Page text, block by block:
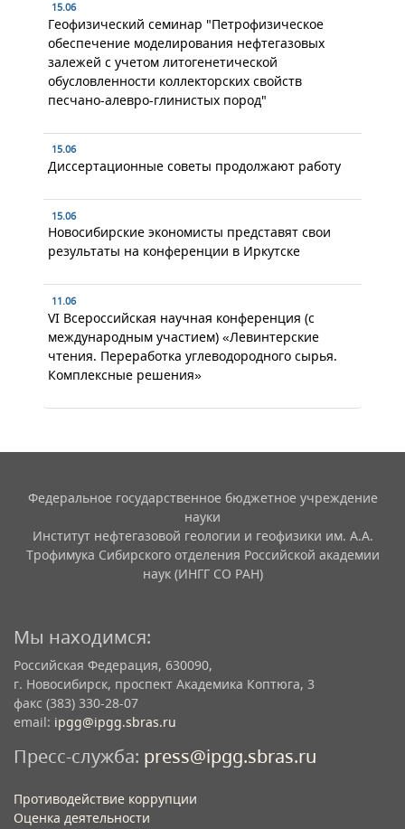
15.06
Геофизический семинар "Петрофизическое
обеспечение моделирования нефтегазовых
залежей с учетом литогенетической
обусловленности коллекторских свойств
песчано-алевро-глинистых пород"
15.06
Диссертационные советы продолжают работу
15.06
Новосибирские экономисты представят свои
результаты на конференции в Иркутске
11.06
VI Всероссийская научная конференция (с
международным участием) «Левинтерские
чтения. Переработка углеводородного сырья.
Комплексные решения»
Федеральное государственное бюджетное учреждение
науки
Институт нефтегазовой геологии и геофизики им. А.А.
Трофимука Сибирского отделения Российской академии
наук (ИНГГ СО РАН)
Мы находимся:
Российская Федерация, 630090,
г. Новосибирск, проспект Академика Коптюга, 3
факс (383) 330-28-07
email: ipgg@ipgg.sbras.ru
Пресс-служба: press@ipgg.sbras.ru
Противодействие коррупции
Оценка деятельности